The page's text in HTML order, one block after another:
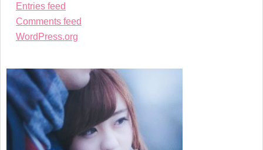
Entries feed
Comments feed
WordPress.org